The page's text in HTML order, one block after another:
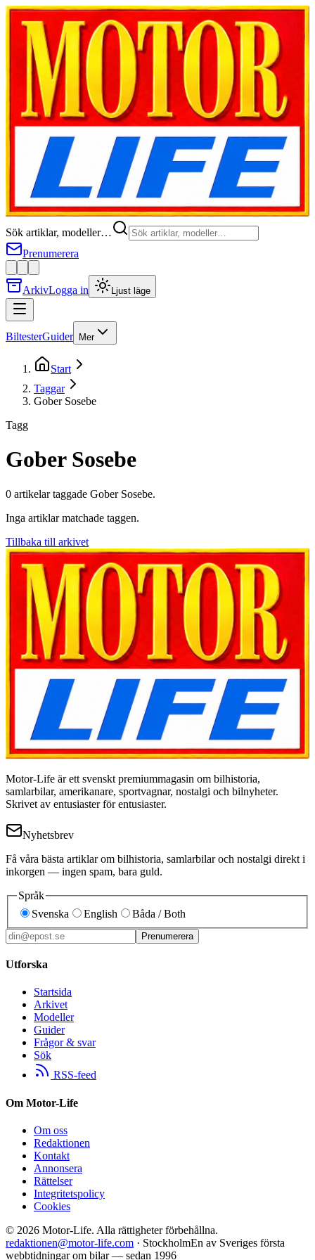
Sök artiklar, modeller…
Prenumerera
ArkivLogga in Ljust läge
BiltesterGuider Mer
Start
Taggar
Gober Sosebe
Tagg
Gober Sosebe
0 artikelartaggade Gober Sosebe.
Inga artiklar matchade taggen.
Tillbaka till arkivet
Motor-Life är ett svenskt premiummagasin om bilhistoria,
samlarbilar, amerikanare, sportvagnar, nostalgi och bilnyheter.
Skrivet av entusiaster för entusiaster.
Nyhetsbrev
Få våra bästa artiklar om bilhistoria, samlarbilar och nostalgi direkt i
inkorgen — ingen spam, bara guld.
Språk
Svenska
English Båda / Both
Prenumerera
Utforska
Startsida
Arkivet
Modeller
Guider
Frågor & svar
Sök
RSS-feed
Om Motor-Life
Om oss
Redaktionen
Kontakt
Annonsera
Rättelser
Integritetspolicy
Cookies
© 2026 Motor-Life. Alla rättigheter förbehållna.
redaktionen@motor-life.com · StockholmEn av Sveriges första
webbtidningar om bilar — sedan 1996